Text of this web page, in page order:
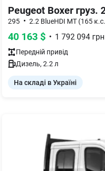
Peugeot Boxer груз.
295 • 2.2 BlueHDI MT (165
40 163 $ • 1 792 094 грн
Передній привід
Дизель, 2.2 л
На складі в Україні